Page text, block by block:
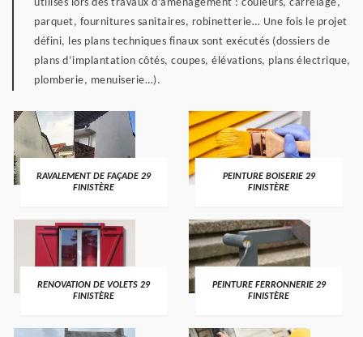
utilisés lors des travaux d’aménagement : couleurs, carrelage,
parquet, fournitures sanitaires, robinetterie… Une fois le projet
défini, les plans techniques finaux sont exécutés (dossiers de
plans d’implantation côtés, coupes, élévations, plans électrique,
plomberie, menuiserie…).
RAVALEMENT DE FAÇADE 29
FINISTÈRE
PEINTURE BOISERIE 29
FINISTÈRE
RENOVATION DE VOLETS 29
FINISTÈRE
PEINTURE FERRONNERIE 29
FINISTÈRE